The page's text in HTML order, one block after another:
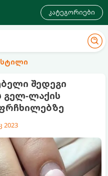
კატეგორიები
შედეგი
გელ-ლაქის
2023